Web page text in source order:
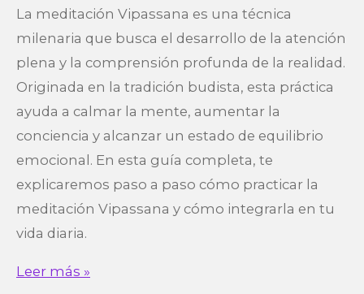
La meditación Vipassana es una técnica
milenaria que busca el desarrollo de la atención
plena y la comprensión profunda de la realidad.
Originada en la tradición budista, esta práctica
ayuda a calmar la mente, aumentar la
conciencia y alcanzar un estado de equilibrio
emocional. En esta guía completa, te
explicaremos paso a paso cómo practicar la
meditación Vipassana y cómo integrarla en tu
vida diaria.
Leer más »